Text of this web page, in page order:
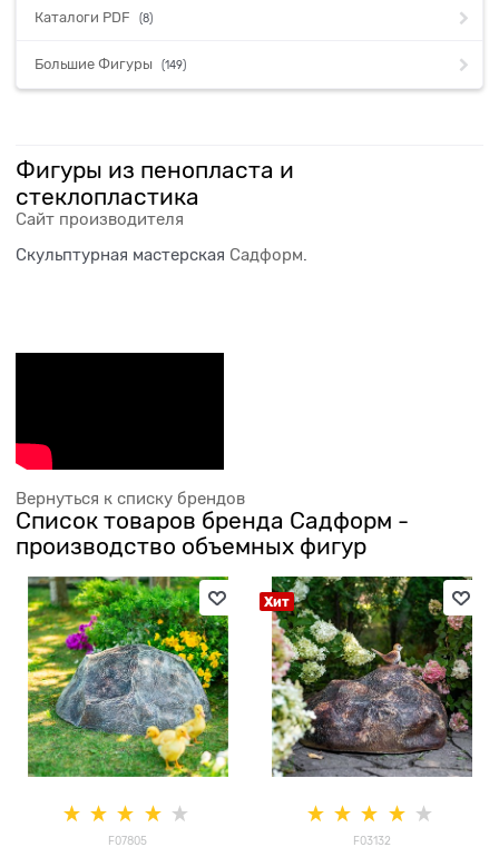
Каталоги PDF (8)
Большие Фигуры (149)
Фигуры из пенопласта и
стеклопластика
Сайт производителя
Скульптурная мастерская Садформ
Вернуться к списку брендов
Список товаров бренда Садформ -
производство объемных фигур
F07805
Хит
F03132